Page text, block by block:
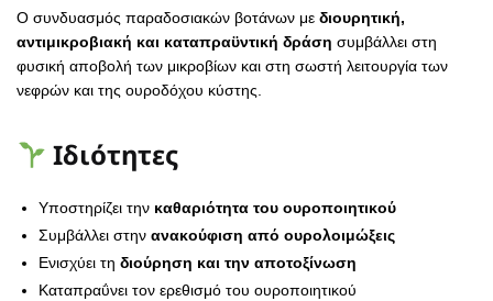
Ο συνδυασμός παραδοσιακών βοτάνων με διουρητική,
αντιμικροβιακή και καταπραϋντική δράση συμβάλλει στη
φυσική αποβολή των μικροβίων και στη σωστή λειτουργία των
νεφρών και της ουροδόχου κύστης.
Ιδιότητες
Υποστηρίζει την καθαριότητα του ουροποιητικού
Συμβάλλει στην ανακούφιση από ουρολοιμώξεις
Ενισχύει τη διούρηση και την αποτοξίνωση
Καταπραΰνει τον ερεθισμό του ουροποιητικού